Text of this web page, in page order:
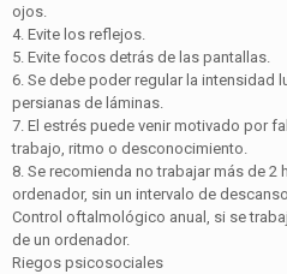
ojos.
4. Evite los reflejos.
5. Evite focos detrás de las pantallas.
6. Se debe poder regular la intensidad
persianas de láminas.
7. El estrés puede venir motivado por
trabajo, ritmo o desconocimiento.
8. Se recomienda no trabajar más de 2
ordenador, sin un intervalo de
Control oftalmológico anual, si se
de un ordenador.
Riegos psicosociales